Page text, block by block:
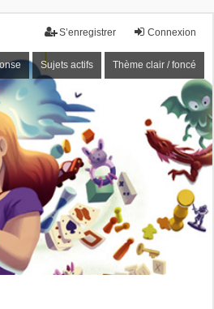
Connexion
S’enregistrer
Sujets actifs Thème clair / foncé